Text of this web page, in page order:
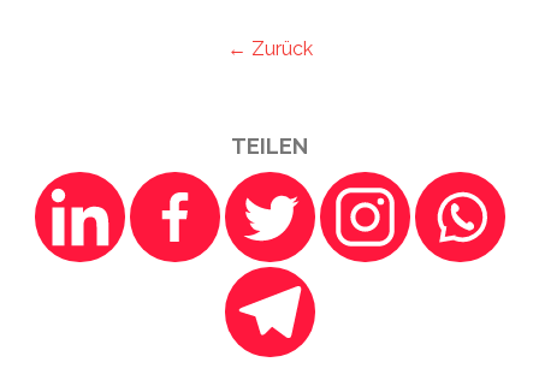
← Zurück
TEILEN